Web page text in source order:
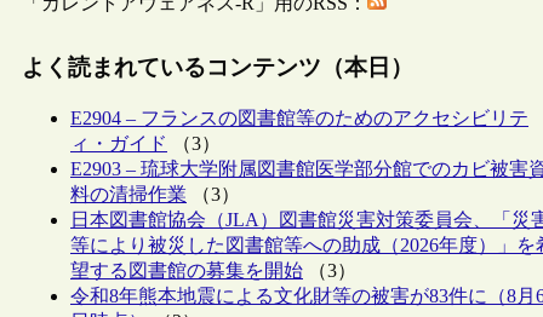
よく読まれているコンテンツ（本日）
E2904 – フランスの図書館等のためのアクセシビリテ
ィ・ガイド
（3）
E2903 – 琉球大学附属図書館医学部分館でのカビ被害
料の清掃作業 （3）
日本図書館協会（JLA）図書館災害対策委員会、「災
等により被災した図書館等への助成（2026年度）」を
望する図書館の募集を開始 （3）
令和8年熊本地震による文化財等の被害が83件に（8月